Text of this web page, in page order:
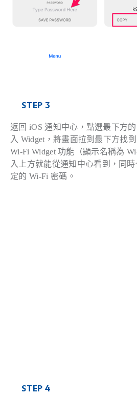
STEP 3
返回 iOS 通知中心，點選最下方
入 Widget，將畫面拉到最下方找
Wi-Fi Widget 功能（顯示名稱為
入上方就能從通知中心看到，同
定的 Wi-Fi 密碼。
STEP 4